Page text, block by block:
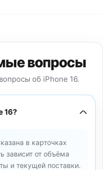
вопросы
об iPhone 16.
16?
в карточках
зависит от объёма
и текущей поставки.